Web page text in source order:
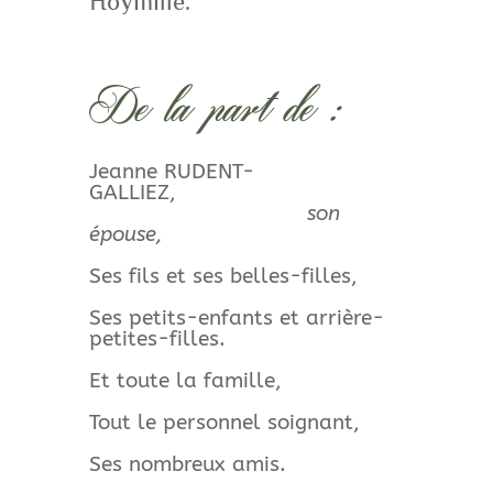
De la part de :
Jeanne RUDENT-
GALLIEZ,
son
épouse,
Ses fils et ses belles-filles,
Ses petits-enfants et arrière-
petites-filles.
Et toute la famille,
Tout le personnel soignant,
Ses nombreux amis.